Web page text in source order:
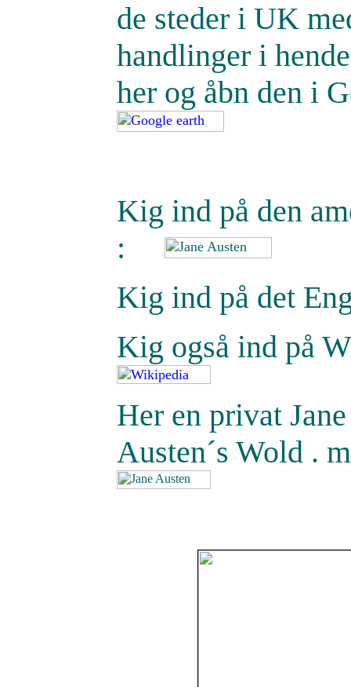
de steder i UK
handlinger i
her og åbn den i
Kig ind på den
:
Kig ind på det
Kig også ind på
Her en privat
Austen´s Wold .